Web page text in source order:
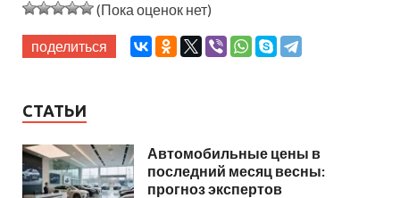
(Пока оценок нет)
поделиться
СТАТЬИ
Автомобильные цены в
последний месяц весны:
прогноз экспертов